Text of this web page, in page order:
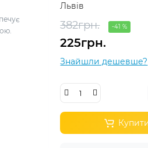
Львів
382грн. -41 %
225грн.
Знайшли дешевше?